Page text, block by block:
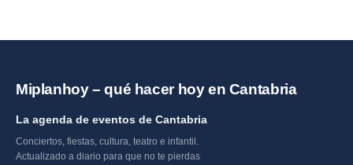
Miplanhoy – qué hacer hoy en Cantabria
La agenda de eventos de Cantabria
Conciertos, fiestas, cultura, teatro e infantil.
Actualizado a diario para que no te pierdas